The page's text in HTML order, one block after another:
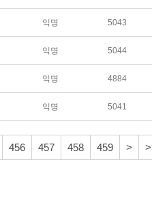
익명 5043
익명 5044
익명 4884
익명 5041
456 457 458 459 >